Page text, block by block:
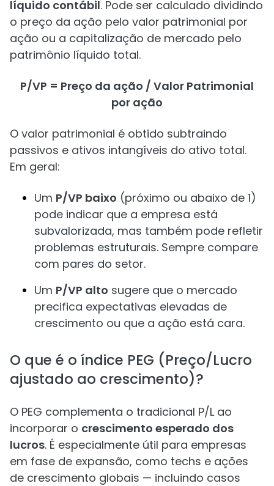
líquido contábil. Pode ser calculado dividindo
o preço da ação pelo valor patrimonial por
ação ou a capitalização de mercado pelo
patrimônio líquido total.
P/VP = Preço da ação / Valor Patrimonial
por ação
O valor patrimonial é obtido subtraindo
passivos e ativos intangíveis do ativo total.
Em geral:
Um P/VP baixo (próximo ou abaixo de 1)
pode indicar que a empresa está
subvalorizada, mas também pode refletir
problemas estruturais. Sempre compare
com pares do setor.
Um P/VP alto sugere que o mercado
precifica expectativas elevadas de
crescimento ou que a ação está cara.
O que é o índice PEG (Preço/Lucro
ajustado ao crescimento)?
O PEG complementa o tradicional P/L ao
incorporar o crescimento esperado dos
lucros. É especialmente útil para empresas
em fase de expansão, como techs e ações
de crescimento globais — incluindo casos